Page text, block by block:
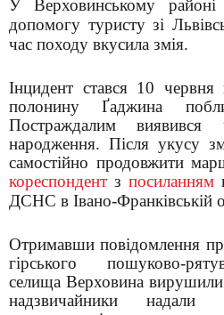
У Верховинському районі
допомогу туристу зі
час походу вкусила змія.
Інцидент стався 10
полонину Ґаджина
Постраждалим
народження. Після укусу
самостійно продовжити
кореспондент з посиланням
ДСНС в Івано-Франківській
Отримавши повідомлення
гірського пошуково-
селища Верховина
надзвичайники надали